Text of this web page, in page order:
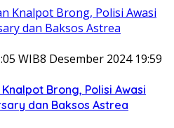
WIB8 Desember 2024 19:59
Brong, Polisi Awasi
dan Baksos Astrea